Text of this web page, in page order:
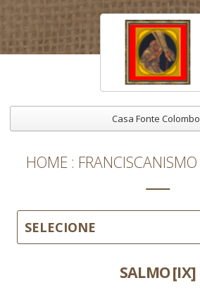
Casa Fonte Colombo
HOME FRANCISCANISMO
SELECIONE
SALMO [IX]